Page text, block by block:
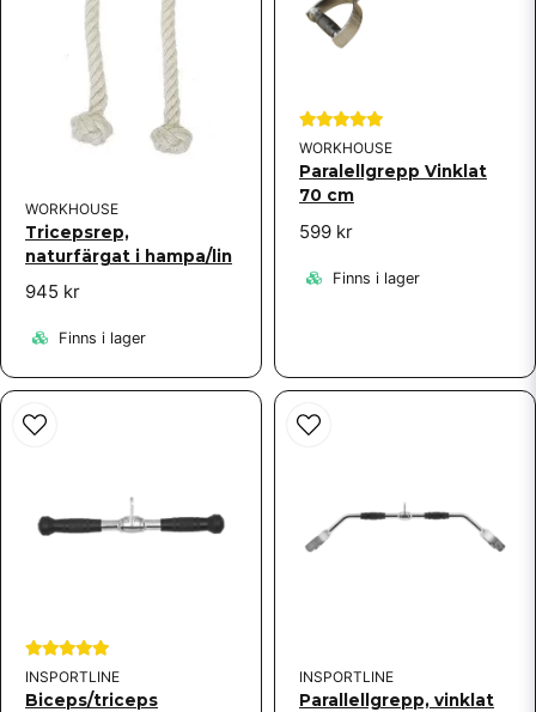
WORKHOUSE
Tricepsrep,
naturfärgat i hampa/lin
945 kr
Finns i lager
WORKHOUSE
Paralellgrepp Vinklat
70 cm
599 kr
Finns i lager
INSPORTLINE
Biceps/triceps
INSPORTLINE
Parallellgrepp, vinklat